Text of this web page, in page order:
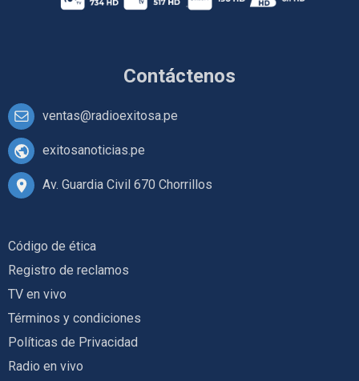
Contáctenos
ventas@radioexitosa.pe
exitosanoticias.pe
Av. Guardia Civil 670 Chorrillos
Código de ética
Registro de reclamos
TV en vivo
Términos y condiciones
Políticas de Privacidad
Radio en vivo